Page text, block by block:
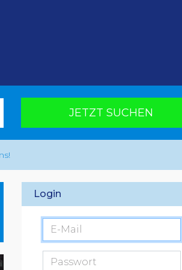
JETZT SUCHEN
Login